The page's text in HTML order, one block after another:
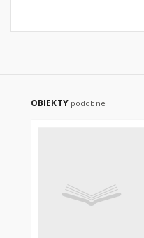
OBIEKTY podobne